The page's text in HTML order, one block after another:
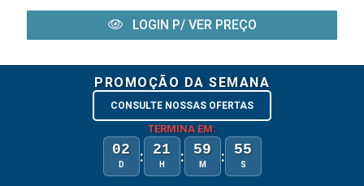
LOGIN P/ VER PREÇO
PROMOÇÃO DA SEMANA
CONSULTE NOSSAS OFERTAS
TERMINA EM:
02
D : 21
H : 59
M : 55
S